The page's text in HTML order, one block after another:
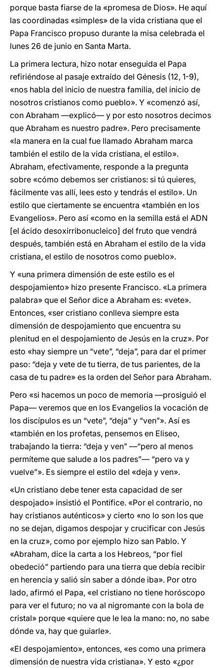
porque basta fiarse de la «promesa de Dios». He aquí
las coordinadas «simples» de la vida cristiana que el
Papa Francisco propuso durante la misa celebrada el
lunes 26 de junio en Santa Marta.
La primera lectura, hizo notar enseguida el Papa
refiriéndose al pasaje extraído del Génesis (12, 1-9),
«nos habla del inicio de nuestra familia, del inicio de
nosotros cristianos como pueblo». Y «comenzó así,
con Abraham —explicó— y por esto nosotros decimos
que Abraham es nuestro padre». Pero precisamente
«la manera en la cual fue llamado Abraham marca
también el estilo de la vida cristiana, el estilo».
Abraham, efectivamente, responde a la pregunta
sobre «cómo debemos ser cristianos: si tú quieres,
fácilmente vas allí, lees esto y tendrás el estilo». Un
estilo que ciertamente se encuentra «también en los
Evangelios». Pero así «como en la semilla está el ADN
[el ácido desoxirribonucleico] del fruto que vendrá
después, también está en Abraham el estilo de la vida
cristiana, el estilo de nosotros como pueblo».
Y «una primera dimensión de este estilo es el
despojamiento» hizo presente Francisco. «La primera
palabra» que el Señor dice a Abraham es: «vete».
Entonces, «ser cristiano conlleva siempre esta
dimensión de despojamiento que encuentra su
plenitud en el despojamiento de Jesús en la cruz». Por
esto «hay siempre un “vete”, “deja”, para dar el primer
paso: “deja y vete de tu tierra, de tus parientes, de la
casa de tu padre» es la orden del Señor para Abraham.
Pero «si hacemos un poco de memoria —prosiguió el
Papa— veremos que en los Evangelios la vocación de
los discípulos es un “vete”, “deja” y “ven”». Así es
«también en los profetas, pensemos en Eliseo,
trabajando la tierra: “deja y ven” —“pero al menos
permíteme que salude a los padres”— “pero va y
vuelve”». Es siempre el estilo del «deja y ven».
«Un cristiano debe tener esta capacidad de ser
despojado» insistió el Pontífice. «Por el contrario, no
hay cristianos auténticos» y cierto «no lo son los que
no se dejan, digamos despojar y crucificar con Jesús
en la cruz», como por ejemplo hizo san Pablo. Y
«Abraham, dice la carta a los Hebreos, “por fiel
obedeció” partiendo para una tierra que debía recibir
en herencia y salió sin saber a dónde iba». Por otro
lado, afirmó el Papa, «el cristiano no tiene horóscopo
para ver el futuro; no va al nigromante con la bola de
cristal» porque «quiere que le lea la mano: no, no sabe
dónde va, hay que guiarle».
«El despojamiento», entonces, «es como una primera
dimensión de nuestra vida cristiana». Y esto «¿por